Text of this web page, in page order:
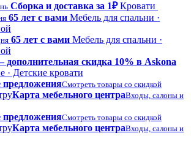
Сборка и доставка за 1₽ Кровати
65 лет с вами Мебель для спальни ·
65 лет с вами Мебель для спальни ·
скидка 10% в Askona
· Детские кровати
Смотреть товары со скидкой
Карта мебельного центраВходы, салоны и
Смотреть товары со скидкой
Карта мебельного центраВходы, салоны и